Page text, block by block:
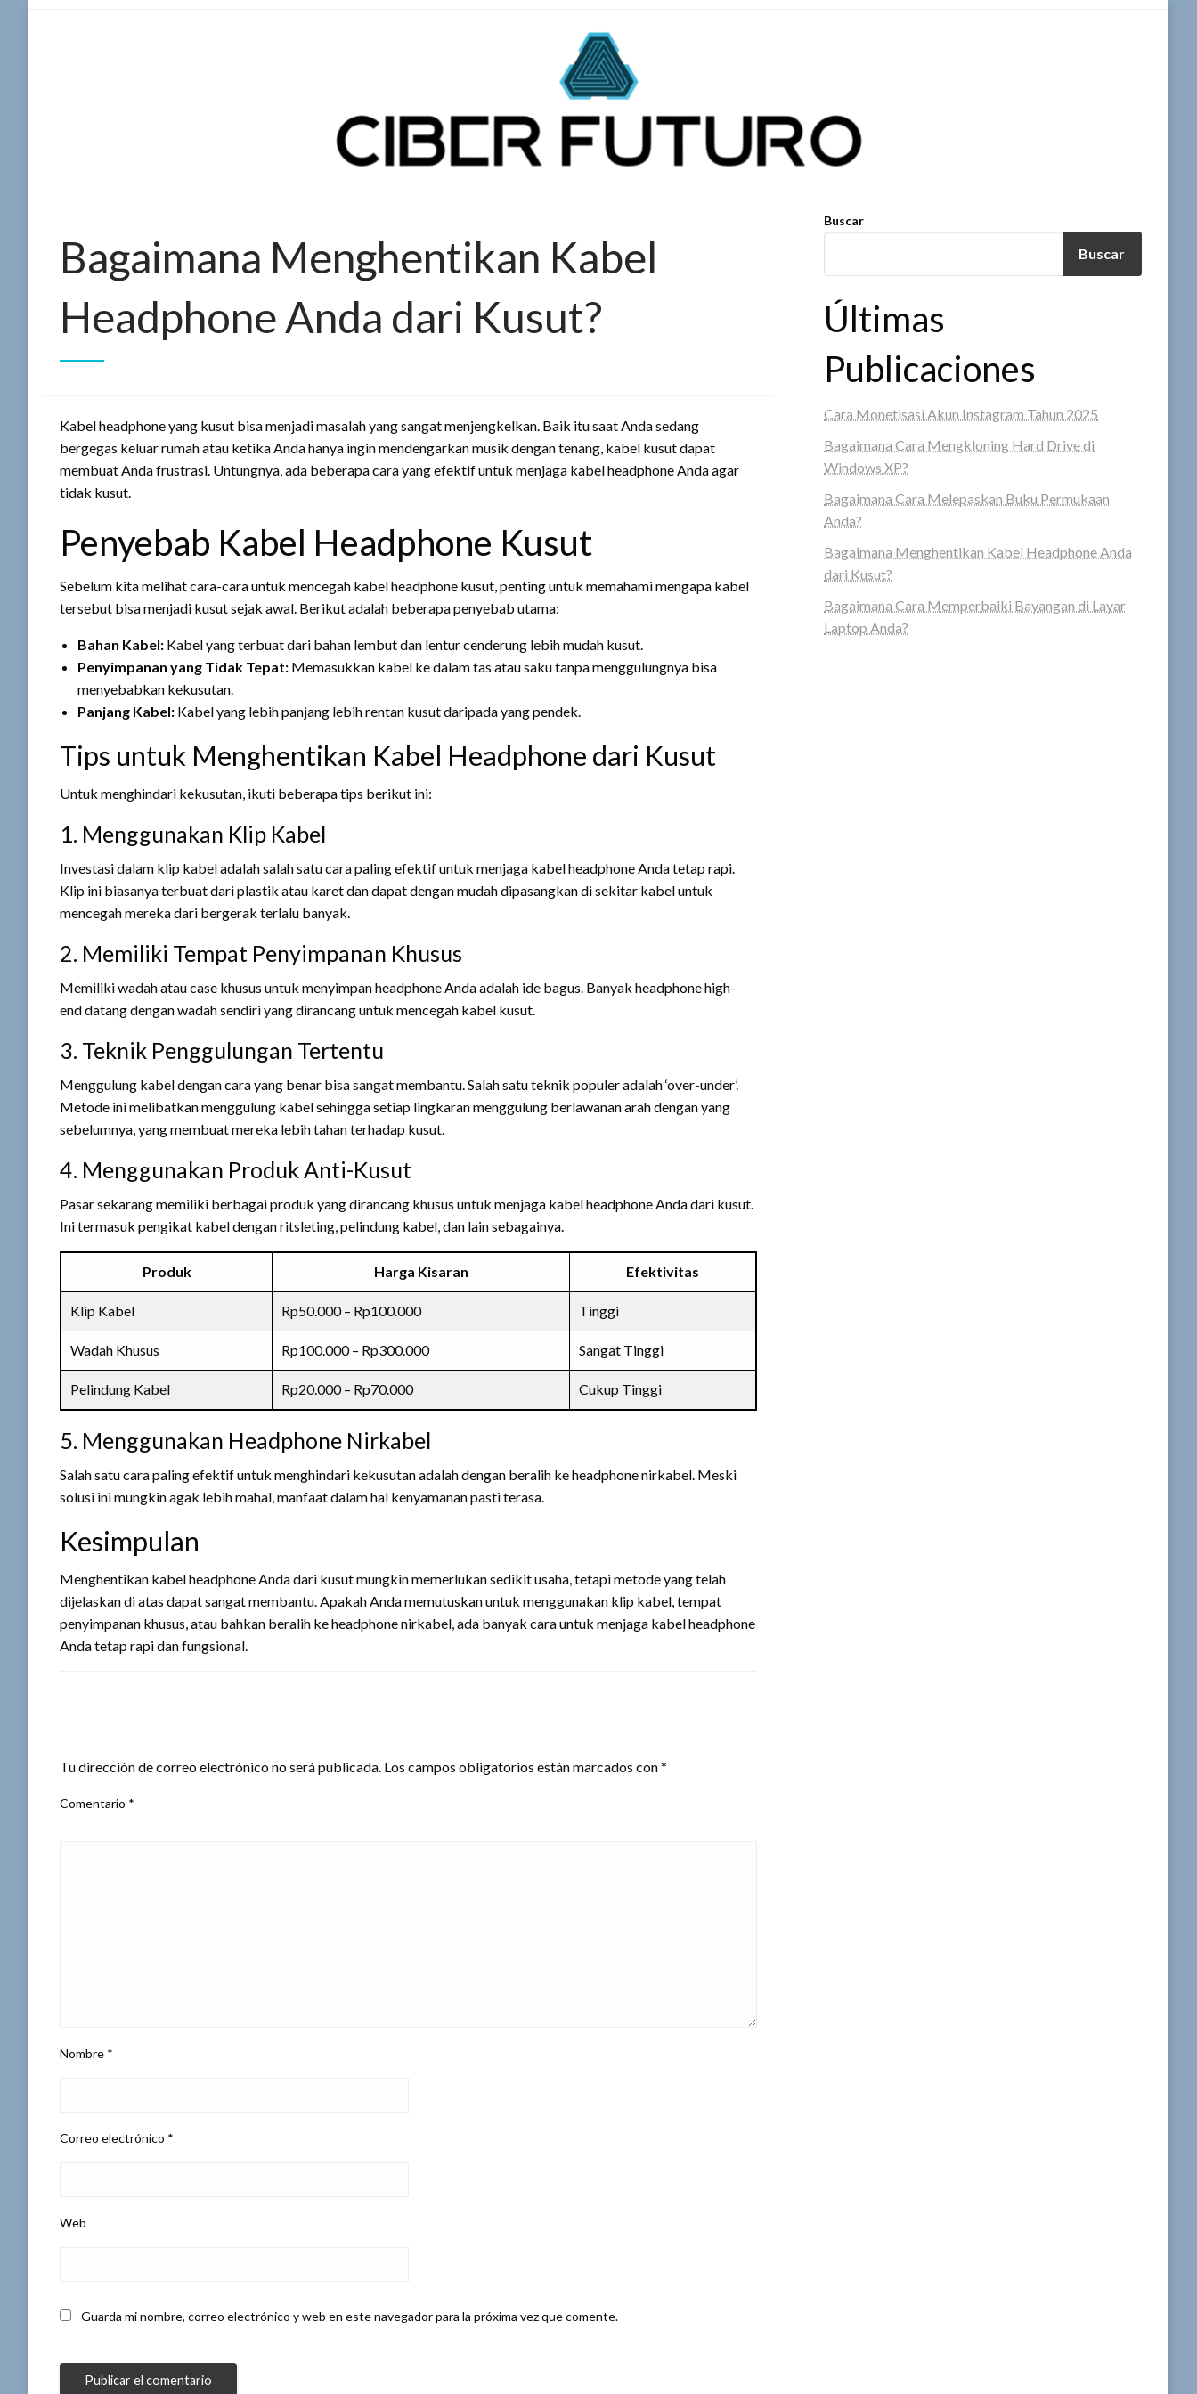
Bagaimana Menghentikan Kabel
Headphone Anda dari Kusut?
Kabel headphone yang kusut bisa menjadi masalah yang sangat menjengkelkan. Baik itu saat Anda sedang
bergegas keluar rumah atau ketika Anda hanya ingin mendengarkan musik dengan tenang, kabel kusut dapat
membuat Anda frustrasi. Untungnya, ada beberapa cara yang efektif untuk menjaga kabel headphone Anda agar
tidak kusut.
Penyebab Kabel Headphone Kusut
Sebelum kita melihat cara-cara untuk mencegah kabel headphone kusut, penting untuk memahami mengapa kabel
tersebut bisa menjadi kusut sejak awal. Berikut adalah beberapa penyebab utama:
Bahan Kabel: Kabel yang terbuat dari bahan lembut dan lentur cenderung lebih mudah kusut.
Penyimpanan yang Tidak Tepat: Memasukkan kabel ke dalam tas atau saku tanpa menggulungnya bisa
menyebabkan kekusutan.
Panjang Kabel: Kabel yang lebih panjang lebih rentan kusut daripada yang pendek.
Tips untuk Menghentikan Kabel Headphone dari Kusut
Untuk menghindari kekusutan, ikuti beberapa tips berikut ini:
1. Menggunakan Klip Kabel
Investasi dalam klip kabel adalah salah satu cara paling efektif untuk menjaga kabel headphone Anda tetap rapi.
Klip ini biasanya terbuat dari plastik atau karet dan dapat dengan mudah dipasangkan di sekitar kabel untuk
mencegah mereka dari bergerak terlalu banyak.
2. Memiliki Tempat Penyimpanan Khusus
Memiliki wadah atau case khusus untuk menyimpan headphone Anda adalah ide bagus. Banyak headphone high-
end datang dengan wadah sendiri yang dirancang untuk mencegah kabel kusut.
3. Teknik Penggulungan Tertentu
Menggulung kabel dengan cara yang benar bisa sangat membantu. Salah satu teknik populer adalah ‘over-under’.
Metode ini melibatkan menggulung kabel sehingga setiap lingkaran menggulung berlawanan arah dengan yang
sebelumnya, yang membuat mereka lebih tahan terhadap kusut.
4. Menggunakan Produk Anti-Kusut
Pasar sekarang memiliki berbagai produk yang dirancang khusus untuk menjaga kabel headphone Anda dari kusut.
Ini termasuk pengikat kabel dengan ritsleting, pelindung kabel, dan lain sebagainya.
Produk Harga Kisaran Efektivitas
Klip Kabel Rp50.000 – Rp100.000 Tinggi
Wadah Khusus Rp100.000 – Rp300.000 Sangat Tinggi
Pelindung Kabel Rp20.000 – Rp70.000 Cukup Tinggi
5. Menggunakan Headphone Nirkabel
Salah satu cara paling efektif untuk menghindari kekusutan adalah dengan beralih ke headphone nirkabel. Meski
solusi ini mungkin agak lebih mahal, manfaat dalam hal kenyamanan pasti terasa.
Kesimpulan
Menghentikan kabel headphone Anda dari kusut mungkin memerlukan sedikit usaha, tetapi metode yang telah
dijelaskan di atas dapat sangat membantu. Apakah Anda memutuskan untuk menggunakan klip kabel, tempat
penyimpanan khusus, atau bahkan beralih ke headphone nirkabel, ada banyak cara untuk menjaga kabel headphone
Anda tetap rapi dan fungsional.
Tu dirección de correo electrónico no será publicada. Los campos obligatorios están marcados con*
Comentario *
Nombre *
Correo electrónico *
Web
Guarda mi nombre, correo electrónico y web en este navegador para la próxima vez que comente.
Buscar
Buscar
Últimas
Publicaciones
Cara Monetisasi Akun Instagram Tahun 2025
Bagaimana Cara Mengkloning Hard Drive di
Windows XP?
Bagaimana Cara Melepaskan Buku Permukaan
Anda?
Bagaimana Menghentikan Kabel Headphone Anda
dari Kusut?
Bagaimana Cara Memperbaiki Bayangan di Layar
Laptop Anda?